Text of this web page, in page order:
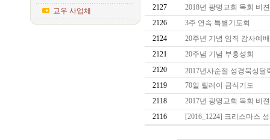
교우 사업체
2127
2018년 광명교회 목회 비
2126
3주 연속 특별기도회
2124
20주년 기념 임직 감사예
2121
20주념 기념 부흥성회
2120
2017년사순절 성경묵상
2119
70일 릴레이 금식기도
2118
2017년 광명교회 목회 비
2116
[2016_1224] 크리스마스